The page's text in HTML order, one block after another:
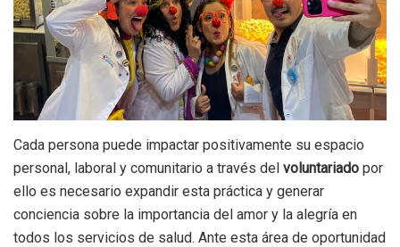
Cada persona puede impactar positivamente su espacio
personal, laboral y comunitario a través del voluntariado por
ello es necesario expandir esta práctica y generar
conciencia sobre la importancia del amor y la alegría en
todos los servicios de salud. Ante esta área de oportunidad